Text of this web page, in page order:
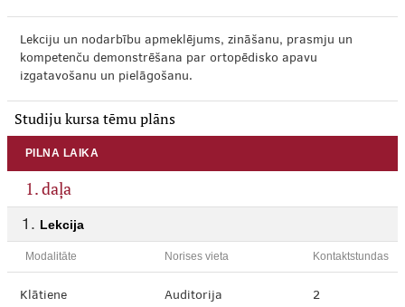
Lekciju un nodarbību apmeklējums, zināšanu, prasmju un
kompetenču demonstrēšana par ortopēdisko apavu
izgatavošanu un pielāgošanu.
Studiju kursa tēmu plāns
PILNA LAIKA
1. daļa
Lekcija
Modalitāte Norises vieta Kontaktstundas
Klātiene Auditorija 2